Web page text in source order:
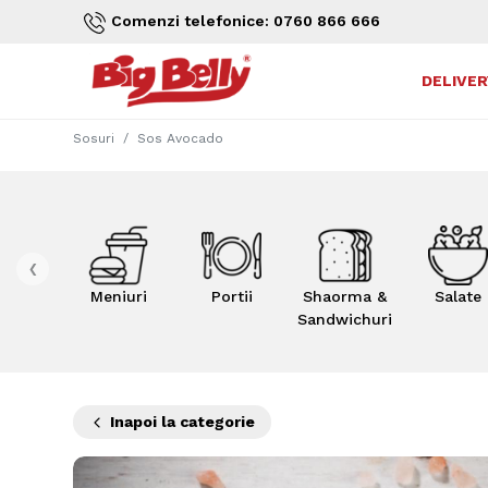
Comenzi telefonice: 0760 866 666
Sosuri Sos Avocado
Meniuri Portii
Shaorma &
Sandwichuri
Salate
‹
Inapoi la categorie